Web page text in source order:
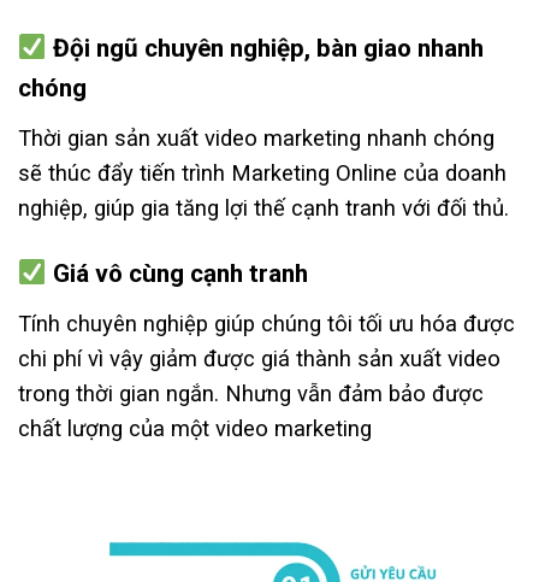
Đội ngũ chuyên nghiệp, bàn giao nhanh
chóng
Thời gian sản xuất video marketing nhanh chóng
sẽ thúc đẩy tiến trình Marketing Online của doanh
nghiệp, giúp gia tăng lợi thế cạnh tranh với đối thủ.
Giá vô cùng cạnh tranh
Tính chuyên nghiệp giúp chúng tôi tối ưu hóa được
chi phí vì vậy giảm được giá thành sản xuất video
trong thời gian ngắn. Nhưng vẫn đảm bảo được
chất lượng của một video marketing